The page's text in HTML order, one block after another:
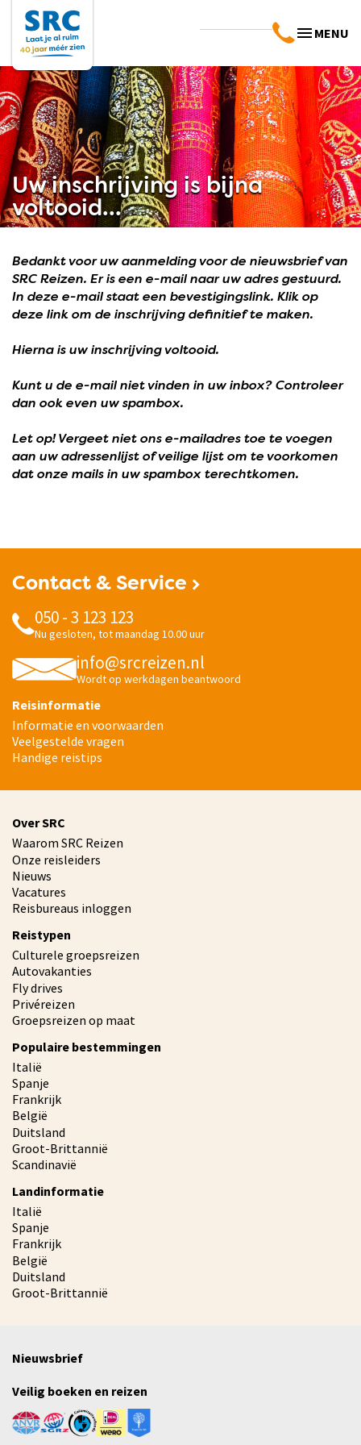
MENU
Uw inschrijving is bijna
voltooid...
Bedankt voor uw aanmelding voor de nieuwsbrief van
SRC Reizen. Er is een e-mail naar uw adres gestuurd.
In deze e-mail staat een bevestigingslink. Klik op
deze link om de inschrijving definitief te maken.
Hierna is uw inschrijving voltooid.
Kunt u de e-mail niet vinden in uw inbox? Controleer
dan ook even uw spambox.
Let op! Vergeet niet ons e-mailadres toe te voegen
aan uw adressenlijst of veilige lijst om te voorkomen
dat onze mails in uw spambox terechtkomen.
Contact & Service
050 - 3 123 123
Nu gesloten, tot maandag 10.00 uur
info@srcreizen.nl
Wordt op werkdagen beantwoord
Reisinformatie
Informatie en voorwaarden
Veelgestelde vragen
Handige reistips
Over SRC
Waarom SRC Reizen
Onze reisleiders
Nieuws
Vacatures
Reisbureaus inloggen
Reistypen
Culturele groepsreizen
Autovakanties
Fly drives
Privéreizen
Groepsreizen op maat
Populaire bestemmingen
Italië
Spanje
Frankrijk
België
Duitsland
Groot-Brittannië
Scandinavië
Landinformatie
Italië
Spanje
Frankrijk
België
Duitsland
Groot-Brittannië
Nieuwsbrief
Veilig boeken en reizen